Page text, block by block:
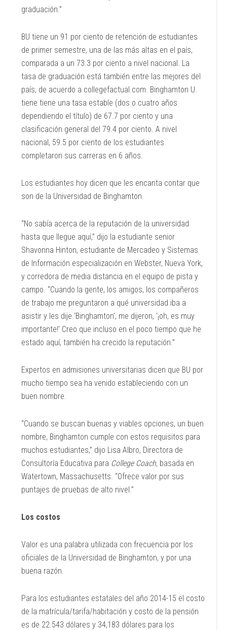
graduación.”
BU tiene un 91 por ciento de retención de estudiantes
de primer semestre, una de las más altas en el país,
comparada a un 73.3 por ciento a nivel nacional. La
tasa de graduación está también entre las mejores del
país, de acuerdo a collegefactual.com. Binghamton U.
tiene tiene una tasa estable (dos o cuatro años
dependiendo el título) de 67.7 por ciento y una
clasificación general del 79.4 por ciento. A nivel
nacional, 59.5 por ciento de los estudiantes
completaron sus carreras en 6 años.
Los estudiantes hoy dicen que les encanta contar que
son de la Universidad de Binghamton.
“No sabía acerca de la reputación de la universidad
hasta que llegue aquí,” dijo la estudiante senior
Shavonna Hinton, estudiante de Mercadeo y Sistemas
de Información especialización en Webster, Nueva York,
y corredora de media distancia en el equipo de pista y
campo. “Cuando la gente, los amigos, los compañeros
de trabajo me preguntaron a qué universidad iba a
asistir y les dije ‘Binghamton’, me dijeron, ‘¡oh, es muy
importante!’ Creo que incluso en el poco tiempo que he
estado aquí, también ha crecido la reputación.”
Expertos en admisiones universitarias dicen que BU por
mucho tiempo sea ha venido estableciendo con un
buen nombre.
“Cuando se buscan buenas y viables opciones, un buen
nombre, Binghamton cumple con estos requisitos para
muchos estudiantes,” dijo Lisa Albro, Directora de
Consultoría Educativa para College Coach, basada en
Watertown, Massachusetts. “Ofrece valor por sus
puntajes de pruebas de alto nivel.”
Los costos
Valor es una palabra utilizada con frecuencia por los
oficiales de la Universidad de Binghamton, y por una
buena razón.
Para los estudiantes estatales del año 2014-15 el costo
de la matrícula/tarifa/habitación y costo de la pensión
es de 22.543 dólares y 34,183 dólares para los